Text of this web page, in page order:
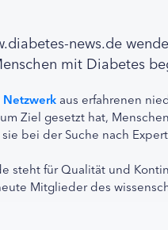
news.de
mit Diabetes
Netzwerk aus erfahrenen
Ziel gesetzt hat,
bei der Suche nach
steht für Qualität und
Mitglieder des